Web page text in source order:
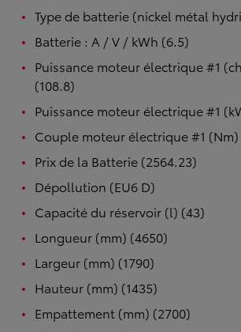
Type de batterie (nickel métal
Batterie : A / V / kWh (6.5)
Puissance moteur électrique #1
(108.8)
Puissance moteur électrique #1
Couple moteur électrique #1 (Nm)
Prix de la Batterie (2564.23)
Dépollution (EU6 D)
Capacité du réservoir (l) (43)
Longueur (mm) (4650)
Largeur (mm) (1790)
Hauteur (mm) (1435)
Empattement (mm) (2700)